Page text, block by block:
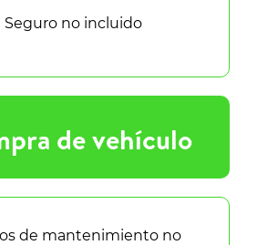
de vehículo
de mantenimiento no
Seguro no incluido